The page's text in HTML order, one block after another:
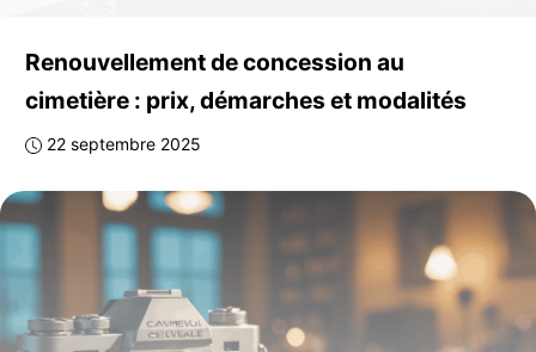
Renouvellement de concession au
cimetière : prix, démarches et modalités
22 septembre 2025